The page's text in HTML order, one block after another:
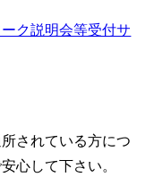
ク説明会等受付サ
されている方につ
心して下さい。